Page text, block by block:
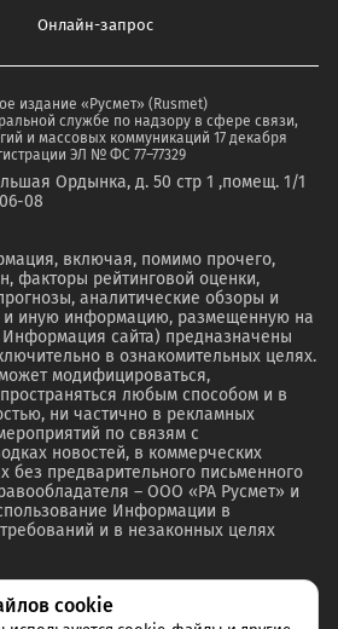
Онлайн-запрос
издание «Русмет» (Rusmet)
службе по надзору в сфере связи,
и массовых коммуникаций 17 декабря
ЭЛ № ФС 77–77329
Ордынка, д. 50 стр 1 ,помещ. 1/1
08
включая, помимо прочего,
факторы рейтинговой оценки,
аналитические обзоры и
и иную информацию, размещенную на
сайта) предназначены
в ознакомительных целях.
модифицироваться,
любым способом и в
ни частично в рекламных
по связям с
новостей, в коммерческих
без предварительного письменного
– ООО «РА Русмет» и
Информации в
и в незаконных целях
cookie